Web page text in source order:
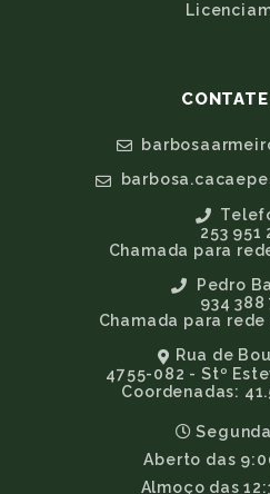
253 951
Chamada para
Pedro
934 388
Chamada para
Rua de
4755-082 - Stº
Coordenadas:
Aberto das
Almoço das